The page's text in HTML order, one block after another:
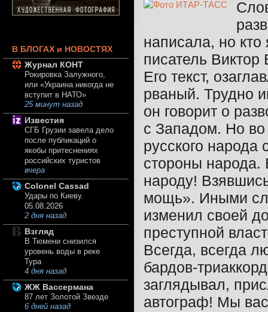
написала, но кто
писатель
Его текст,
рваный. Трудно
он говорит о
с Западом. Но во
русского
стороны
народу!
мощь». Иными
изменил своей
преступной
Всегда, всегда
бардов-
заглядывал,
автограф! Мы
В БЛОГАХ и НОВОСТЯХ
Журнал КОНТ
Рокировка Залужного,
или «Украина никогда не
вступит в НАТО»
25 минут назад
Известия
СГБ Грузии завела дело
после публикаций о
якобы притеснениях
российских туристов
вчера
Colonel Cassad
Удары по Киеву.
05.08.2026
2 дня назад
Взгляд
В Тюмени снизился
уровень воды в реке
Тура
4 дня назад
ЖЖ Вассермана
87 лет Золотой Звезде
6 дней назад